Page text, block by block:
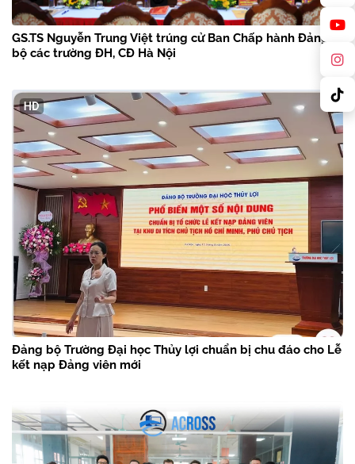
GS.TS Nguyễn Trung Việt trúng cử Ban Chấp hành Đảng
bộ các trường ĐH, CĐ Hà Nội
Đảng bộ Trường Đại học Thủy lợi chuẩn bị chu đáo cho Lễ
kết nạp Đảng viên mới